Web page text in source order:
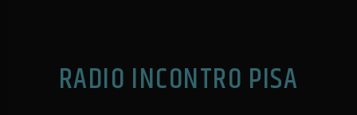
RADIO INCONTRO PISA